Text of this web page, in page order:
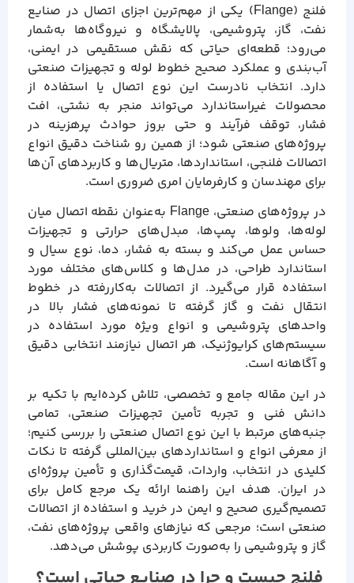
فلنج (Flange) یکی از مهم‌ترین اجزای اتصال در صنایع
نفت، گاز، پتروشیمی، پالایشگاه و نیروگاه‌ها به‌شمار
می‌رود؛ قطعه‌ای حیاتی که نقش مستقیمی در ایمنی،
آب‌بندی و عملکرد صحیح خطوط لوله و تجهیزات صنعتی
دارد. انتخاب نادرست این نوع اتصال یا استفاده از
محصولات غیراستاندارد می‌تواند منجر به نشتی، افت
فشار، توقف فرآیند و حتی بروز حوادث پرهزینه در
پروژه‌های صنعتی شود؛ از همین رو شناخت دقیق انواع
اتصالات فلنجی، استانداردها، متریال‌ها و کاربردهای آن‌ها
برای مهندسان و کارفرمایان امری ضروری است.
در پروژه‌های صنعتی، Flange به‌عنوان نقطه اتصال میان
لوله‌ها، ولوها، پمپ‌ها، مبدل‌های حرارتی و تجهیزات
حساس عمل می‌کند و بسته به فشار، دما، نوع سیال و
استاندارد طراحی، در مدل‌ها و کلاس‌های مختلف مورد
استفاده قرار می‌گیرد. از اتصالات به‌کاررفته در خطوط
انتقال نفت و گاز گرفته تا نمونه‌های فشار بالا در
واحدهای پتروشیمی و انواع ویژه مورد استفاده در
سیستم‌های کرایوژنیک، هر اتصال نیازمند انتخابی دقیق
و آگاهانه است.
در این مقاله جامع و تخصصی، تلاش کرده‌ایم با تکیه بر
دانش فنی و تجربه تأمین تجهیزات صنعتی، تمامی
جنبه‌های مرتبط با این نوع اتصال صنعتی را بررسی کنیم؛
از معرفی انواع و استانداردهای بین‌المللی گرفته تا نکات
کلیدی در انتخاب، واردات، قیمت‌گذاری و تأمین پروژه‌ای
در ایران. هدف این راهنما ارائه یک مرجع کامل برای
تصمیم‌گیری صحیح و ایمن در خرید و استفاده از اتصالات
صنعتی است؛ مرجعی که نیازهای واقعی پروژه‌های نفت،
گاز و پتروشیمی را به‌صورت کاربردی پوشش می‌دهد.